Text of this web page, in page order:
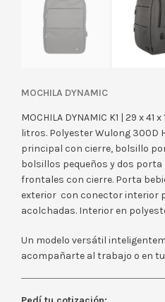
MOCHILA DYNAMIC
MOCHILA DYNAMIC K1 | 29 x 41
litros. Polyester Wulong 300D
principal con cierre, bolsillo
bolsillos pequeños y dos
frontales con cierre. Porta
exterior con conector interior
acolchadas. Interior en
Un modelo versátil
acompañarte al trabajo o en